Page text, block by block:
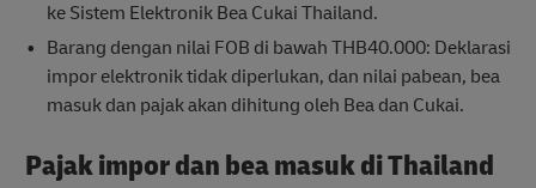
ke Sistem Elektronik Bea Cukai Thailand.
Barang dengan nilai FOB di bawah THB40.000: Deklarasi
impor elektronik tidak diperlukan, dan nilai pabean, bea
masuk dan pajak akan dihitung oleh Bea dan Cukai.
Pajak impor dan bea masuk di Thailand